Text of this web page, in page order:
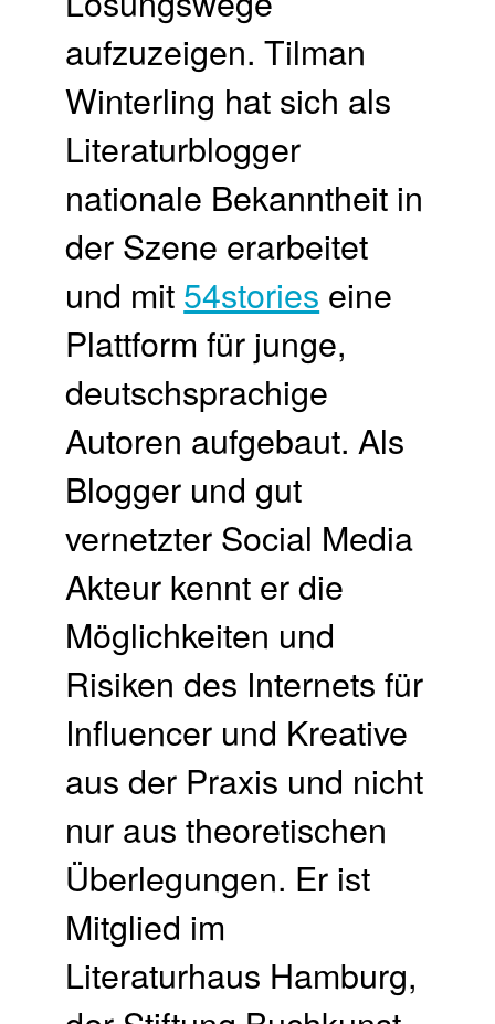
aufzuzeigen. Tilman
Winterling hat sich als
Literaturblogger
nationale Bekanntheit in
der Szene erarbeitet
und mit 54stories eine
Plattform für junge,
deutschsprachige
Autoren aufgebaut. Als
Blogger und gut
vernetzter Social Media
Akteur kennt er die
Möglichkeiten und
Risiken des Internets für
Influencer und Kreative
aus der Praxis und nicht
nur aus theoretischen
Überlegungen. Er ist
Mitglied im
Literaturhaus Hamburg,